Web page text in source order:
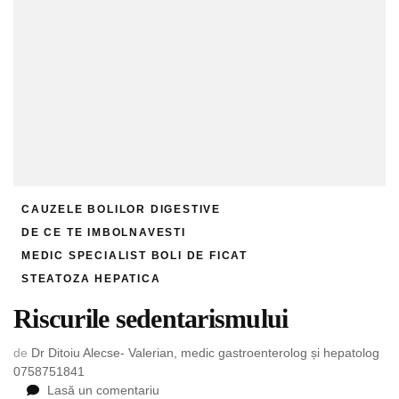
CAUZELE BOLILOR DIGESTIVE
DE CE TE IMBOLNAVESTI
MEDIC SPECIALIST BOLI DE FICAT
STEATOZA HEPATICA
Riscurile sedentarismului
de Dr Ditoiu Alecse- Valerian, medic gastroenterolog și hepatolog
0758751841
Lasă un comentariu